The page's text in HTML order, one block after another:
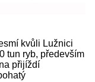
kvůli Lužnici
tun ryb, především
přijíždí